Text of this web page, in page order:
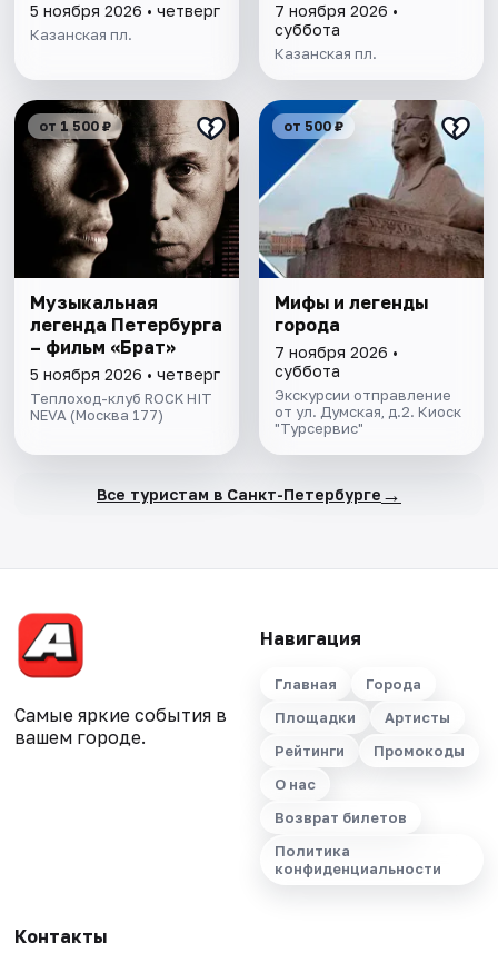
5 ноября 2026 • четверг
Казанская пл.
7 ноября 2026 •
суббота
Казанская пл.
от 1 500 ₽
Музыкальная
легенда Петербурга
– фильм «Брат»
5 ноября 2026 • четверг
Теплоход-клуб ROCK HIT
NEVA (Москва 177)
от 500 ₽
Мифы и легенды
города
7 ноября 2026 •
суббота
Экскурсии отправление
от ул. Думская, д.2. Киоск
"Турсервис"
Все туристам в Санкт-Петербурге →
Самые яркие события в
вашем городе.
Навигация
Главная
Города
Площадки
Артисты
Рейтинги
Промокоды
О нас
Возврат билетов
Политика
конфиденциальности
Контакты